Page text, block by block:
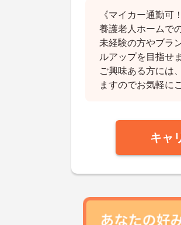
《マイカー通勤可
養護老人ホームで
未経験の方やブラ
ルアップを目指せ
ご興味ある方には
ますのでお気軽に
キャ